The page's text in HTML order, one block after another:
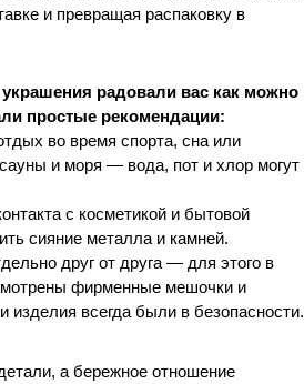
и превращая распаковку в
радовали вас как можно
простые рекомендации:
во время спорта, сна или
и моря — вода, пот и хлор могут
с косметикой и бытовой
сияние металла и камней.
друг от друга — для этого в
фирменные мешочки и
изделия всегда были в безопасности.
а бережное отношение